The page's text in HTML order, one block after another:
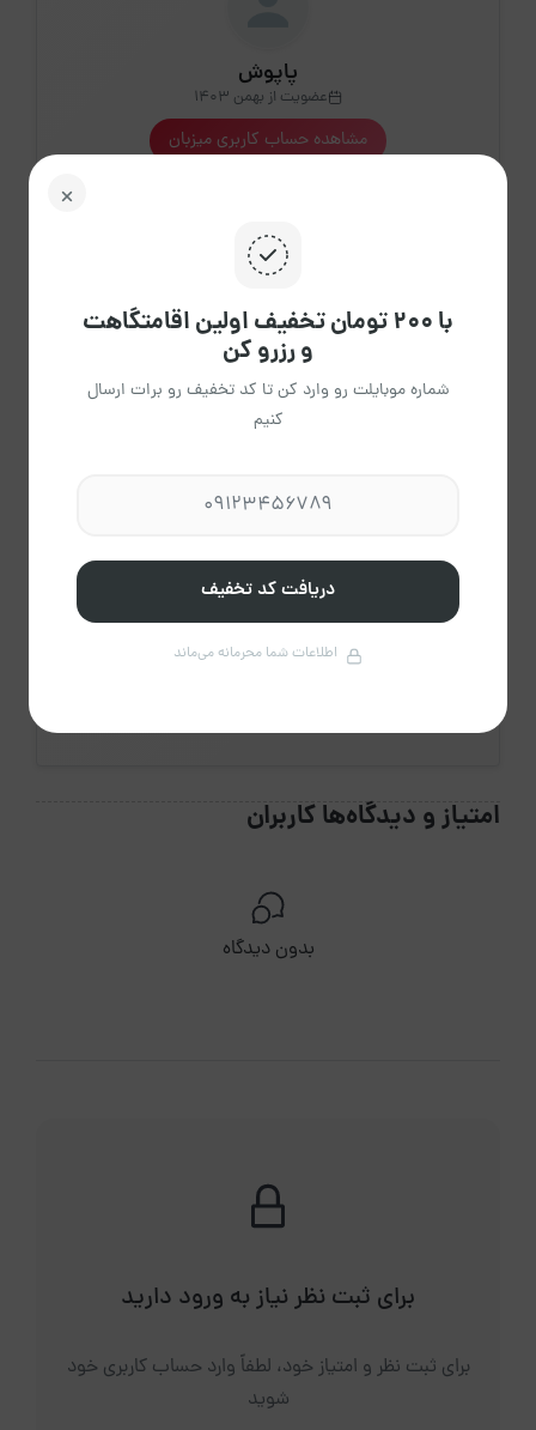
پاپوش
عضویت از بهمن 1403
مشاهده حساب کاربری میزبان
1
اقامتگاه فعال
0%
امتیاز و دیدگاه‌ها کاربران
بدون دیدگاه
برای ثبت نظر نیاز به ورود دارید
برای ثبت نظر و امتیاز خود، لطفاً وارد حساب کاربری خود
شوید
با ۲۰۰ تومان تخفیف اولین اقامتگاهت
و رزرو کن
شماره موبایلت رو وارد کن تا کد تخفیف رو برات ارسال
کنیم
دریافت کد تخفیف
اطلاعات شما محرمانه می‌ماند